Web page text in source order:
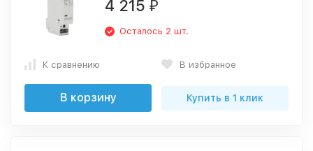
4 215 ₽
Осталось 2 шт.
К сравнению В избранное
В корзину Купить в 1 клик